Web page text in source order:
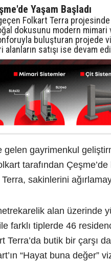
Yaşam Başladı
Folkart Terra
dokusunu modern mimari
buluşturan projede
satışı ise devam
gelen gayrimenkul
tarafından Çeşme’de
sakinlerini
alan üzerinde
farklı tiplerde 46
Terra’da butik bir çarşı da
“Hayat buna değer”